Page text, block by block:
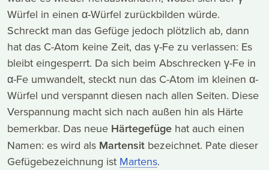
Würfel in einen α-Würfel zurückbilden würde.
Schreckt man das Gefüge jedoch plötzlich ab, dann
hat das C-Atom keine Zeit, das γ-Fe zu verlassen: Es
bleibt eingesperrt. Da sich beim Abschrecken γ-Fe in
α-Fe umwandelt, steckt nun das C-Atom im kleinen α-
Würfel und verspannt diesen nach allen Seiten. Diese
Verspannung macht sich nach außen hin als Härte
bemerkbar. Das neue Härtegefüge hat auch einen
Namen: es wird als Martensit bezeichnet. Pate dieser
Gefügebezeichnung ist Martens.